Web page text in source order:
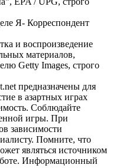
Я- Корреспондент
и воспроизведение
материалов,
Getty Images, строго
предназначены для
в азартных играх
Соблюдайте
игры. При
зависимости
Помните, что
являться источником
Информационный